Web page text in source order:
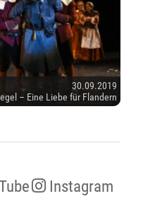
30.09.2019
– Eine Liebe für Flandern
Instagram